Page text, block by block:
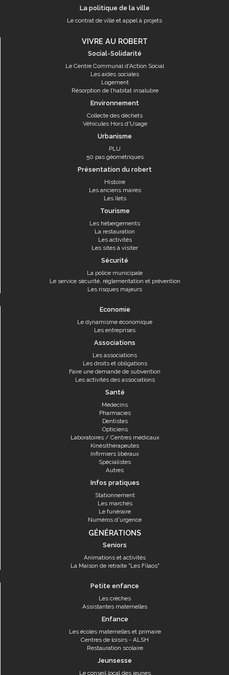
La politique de la ville
Le contrat de ville et appel à projets
VIVRE AU ROBERT
Social-Solidarité
Le Centre Communal d'Action Social
Les aides sociales
Logement
Résorption de l’habitat insalubre
Environnement
Collecte des déchets
Véhicules Hors d'Usage
Urbanisme
PLU
50 pas géométriques
Présentation du robert
Histoire
Les anciens maires
Les îlets
Tourisme
Les hébergements
La restauration
Les activités
Les sites à visiter
Sécurité
La police municipale
Le service sécurité, réglementation et prévention
Les risques majeurs
Economie
Le dynamisme économique
Les entreprises
Associations
Les associations
Les droits et obligations
Faire une demande de subvention
Les activités des associations
Santé
Médecins
Pharmacies
Dentistes
Opticiens
Laboratoires / Centres médicaux
Kinésithérapeutes
Infirmiers libéraux
Spécialistes
Autres
Infos pratiques
Stationnement
Les marchés
Le funéraire
Numéros d'urgence
GÉNÉRATIONS
Seniors
Animations et activités
La Maison de retraite "Les Filaos"
Petite enfance
Les crèches
Assistantes maternelles
Enfance
Les écoles maternelles et primaire
Centres de loisirs - ALSH
Restauration scolaire
Jeunsesse
Le conseil local des jeunes